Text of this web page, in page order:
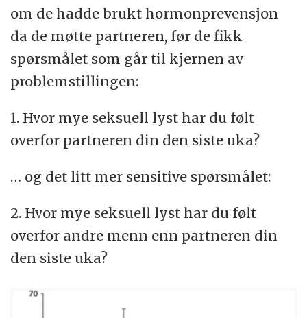
om de hadde brukt hormonprevensjon
da de møtte partneren, før de fikk
spørsmålet som går til kjernen av
problemstillingen:
1. Hvor mye seksuell lyst har du følt
overfor partneren din den siste uka?
… og det litt mer sensitive spørsmålet:
2. Hvor mye seksuell lyst har du følt
overfor andre menn enn partneren din
den siste uka?